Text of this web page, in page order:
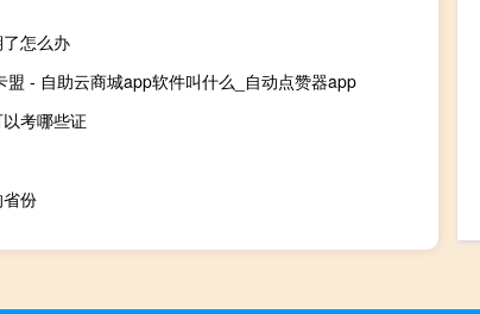
怎么办
盟 - 自助云商城app软件叫什么_自动点赞器app
考哪些证
份